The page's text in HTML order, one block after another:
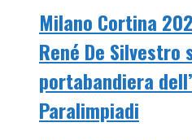
Milano Cortina
René De Silvestro
portabandiera
Paralimpiadi